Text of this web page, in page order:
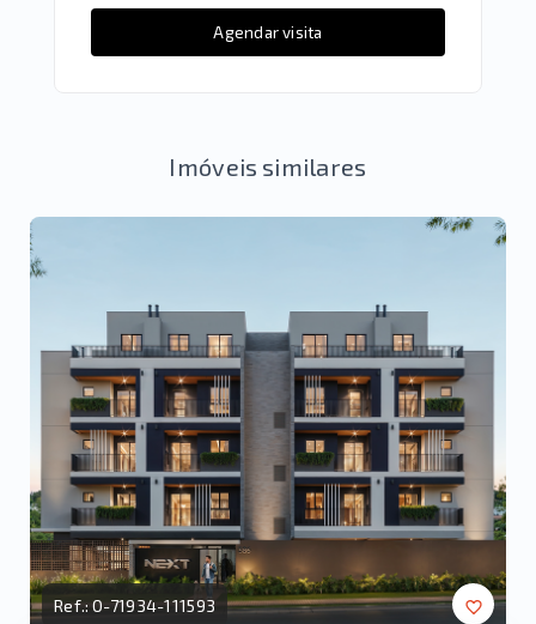
Agendar visita
Imóveis similares
Ref.:O-71934-111593